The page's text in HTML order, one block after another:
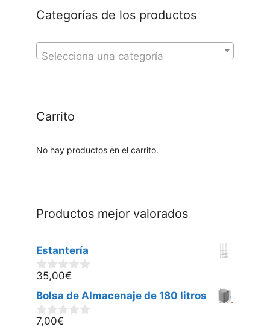
Categorías de los productos
Selecciona una categoría
Carrito
No hay productos en el carrito.
Productos mejor valorados
Estantería
0
e
5
35,00€
Bolsa de Almacenaje de 180 litros
0
7,00€